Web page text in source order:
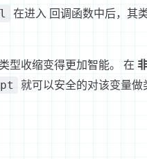
在进入 回调函数中后，其
型收缩变得更加智能。 在
就可以安全的对该变量做